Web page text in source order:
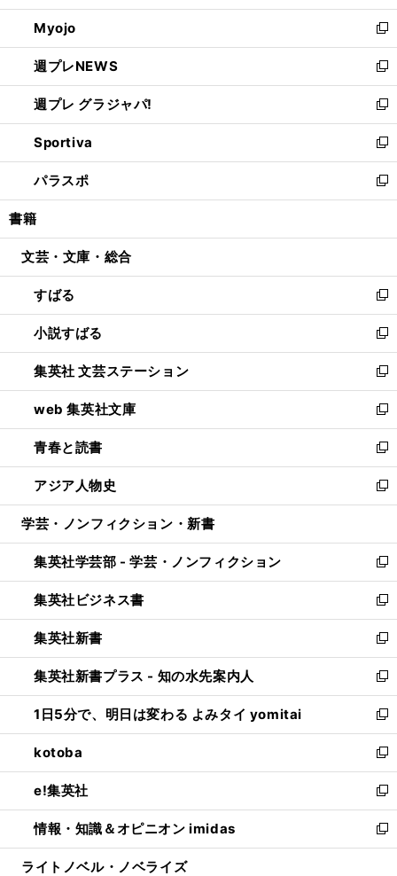
開
く
ウ
で
開
く
ン
ド
ウ
で
開
く
ウ
ィ
ン
ド
ウ
で
開
く
Myojo
新
し
い
ウ
ィ
ン
ド
ウ
で
開
週プレNEWS
新
し
い
ウ
ィ
ン
ド
ウ
開
週プレ グラジャパ!
新
し
い
ウ
ィ
ン
ウ
開
く
Sportiva
新
し
い
ウ
ン
ウ
で
開
く
パラスポ
新
し
ウ
ン
ド
ウ
で
開
く
書籍
文芸・文庫・総合
すばる
新
し
い
ウ
ィ
ン
ド
ウ
で
開
く
小説すばる
新
し
い
ウ
ィ
ン
ド
ウ
で
開
集英社 文芸ステーション
新
し
い
ウ
ィ
ン
ド
ウ
開
く
web 集英社文庫
新
し
い
ウ
ィ
ン
ウ
で
開
く
青春と読書
新
し
い
ウ
ン
ド
ウ
で
開
く
アジア人物史
新
し
ウ
ィ
ン
ド
ウ
で
開
く
学芸・ノンフィクション・新書
集英社学芸部 - 学芸・ノンフィクション
新
し
い
ウ
ィ
ン
ド
ウ
で
開
く
集英社ビジネス書
新
し
い
ウ
ィ
ン
ド
ウ
で
開
く
集英社新書
新
し
い
ウ
ィ
ン
ド
ウ
で
開
く
集英社新書プラス - 知の水先案内人
新
し
い
ウ
ィ
ン
ド
ウ
で
開
1日5分で、明日は変わる よみタイ yomitai
新
し
い
ウ
ィ
ン
ド
ウ
kotoba
新
し
い
ウ
ィ
ン
e!集英社
新
し
い
ウ
情報・知識＆オピニオン imidas
新
し
ライトノベル・ノベライズ